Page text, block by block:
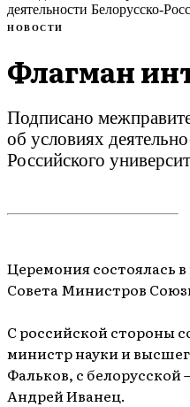
НОВОСТИ
Флагман
Подписано
об условиях
Российского
Церемония состоялась
Совета Министров
С российской стороны
министр науки и
Фальков, с
Андрей Иванец.